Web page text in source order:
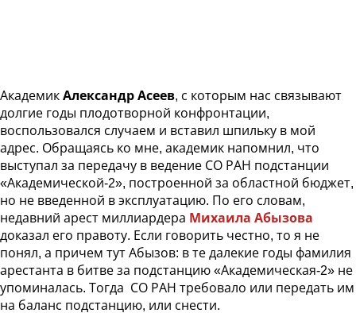
Академик Александр Асеев, с которым нас связывают
долгие годы плодотворной конфронтации,
воспользовался случаем и вставил шпильку в мой
адрес. Обращаясь ко мне, академик напомнил, что
выступал за передачу в ведение СО РАН подстанции
«Академической-2», построенной за областной бюджет,
но не введенной в эксплуатацию. По его словам,
недавний арест миллиардера Михаила Абызова
доказал его правоту. Если говорить честно, то я не
понял, а причем тут Абызов: в те далекие годы фамилия
арестанта в битве за подстанцию «Академическая-2» не
упоминалась. Тогда СО РАН требовало или передать им
на баланс подстанцию, или снести.